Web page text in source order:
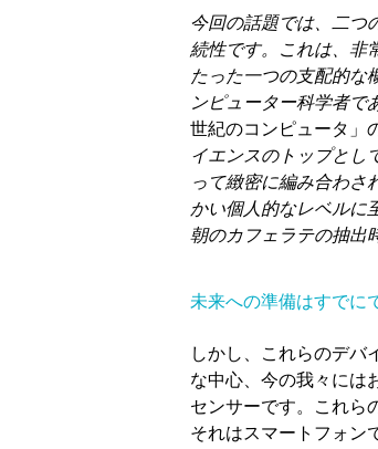
今回の話題では、二つ
続性です。これは、非
たった一つの支配的な
ンピューター科学者で
世紀のコンピュータ」
イエンスのトップとし
って緻密に編み合わさ
かい個人的なレベルに
朝のカフェラテの抽出
未来への準備はすでに
しかし、これらのデバ
な中心、今の我々には
センサーです。これら
それはスマートフォン